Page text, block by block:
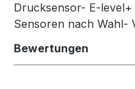
Drucksensor- E-
Sensoren nach Wahl-
Bewertungen